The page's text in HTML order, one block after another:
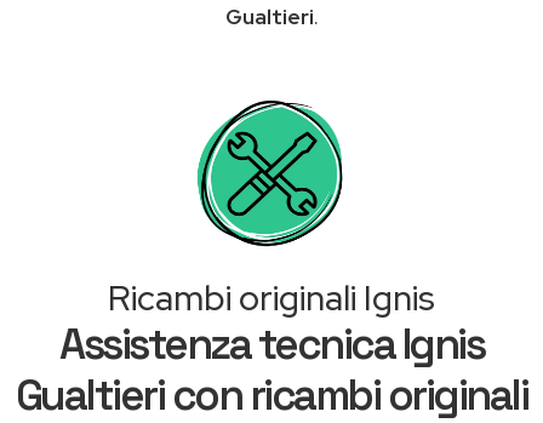
Gualtieri.
Ricambi originali Ignis
Assistenza tecnica Ignis
Gualtieri con ricambi originali